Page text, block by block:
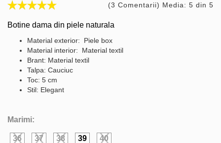
(3 Comentarii) Media: 5 din 5
Botine dama din piele naturala
Material exterior: Piele box
Material interior: Material textil
Brant: Material textil
Talpa: Cauciuc
Toc: 5 cm
Stil: Elegant
Marimi:
36 37 38 39 40